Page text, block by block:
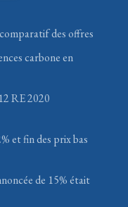
des offres
carbone en
RE 2020
et fin des prix bas
de 15% était